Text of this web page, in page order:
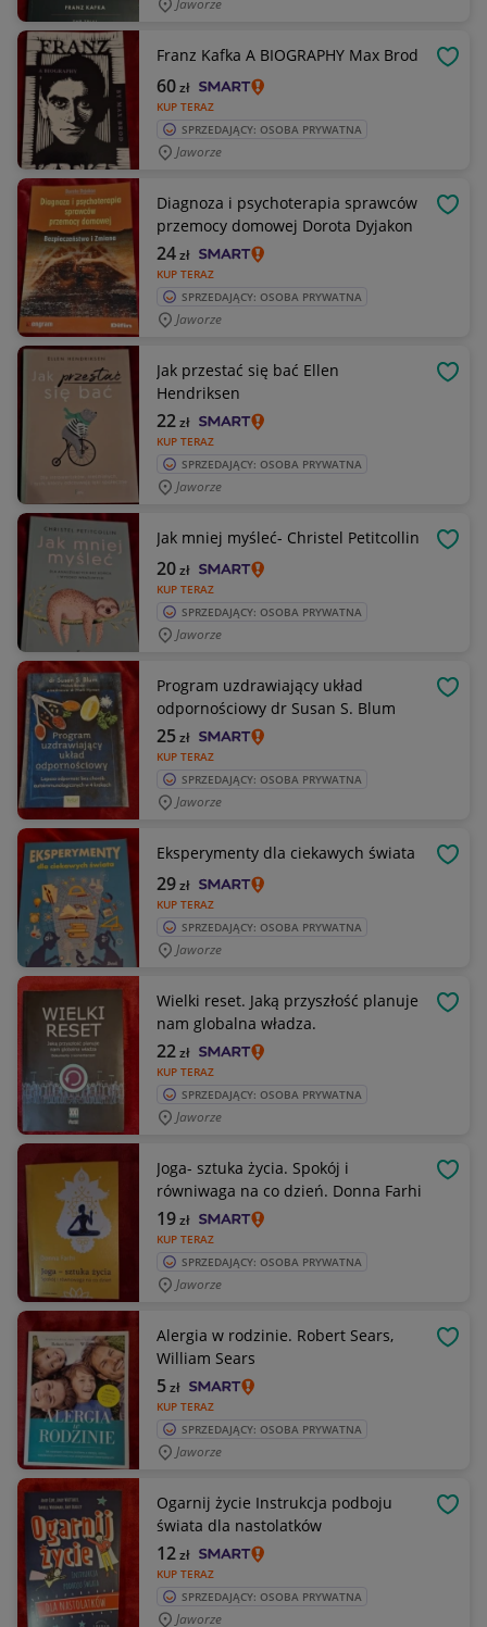
Jaworze
Franz Kafka A BIOGRAPHY Max Brod
KUP TERAZ
60zł
SPRZEDAJĄCY: OSOBA PRYWATNA
Jaworze
Diagnoza i psychoterapia sprawców
przemocy domowej Dorota Dyjakon
KUP TERAZ
24zł
SPRZEDAJĄCY: OSOBA PRYWATNA
Jaworze
Jak przestać się bać Ellen
Hendriksen
KUP TERAZ
22zł
SPRZEDAJĄCY: OSOBA PRYWATNA
Jaworze
Jak mniej myśleć- Christel Petitcollin
KUP TERAZ
20zł
SPRZEDAJĄCY: OSOBA PRYWATNA
Jaworze
Program uzdrawiający układ
odpornościowy dr Susan S. Blum
KUP TERAZ
25zł
SPRZEDAJĄCY: OSOBA PRYWATNA
Jaworze
Eksperymenty dla ciekawych świata
KUP TERAZ
29zł
SPRZEDAJĄCY: OSOBA PRYWATNA
Jaworze
Wielki reset. Jaką przyszłość planuje
nam globalna władza.
KUP TERAZ
22zł
SPRZEDAJĄCY: OSOBA PRYWATNA
Jaworze
Joga- sztuka życia. Spokój i
równiwaga na co dzień. Donna Farhi
KUP TERAZ
19zł
SPRZEDAJĄCY: OSOBA PRYWATNA
Jaworze
Alergia w rodzinie. Robert Sears,
William Sears
KUP TERAZ
5zł
SPRZEDAJĄCY: OSOBA PRYWATNA
Jaworze
Ogarnij życie Instrukcja podboju
świata dla nastolatków
KUP TERAZ
12zł
SPRZEDAJĄCY: OSOBA PRYWATNA
Jaworze